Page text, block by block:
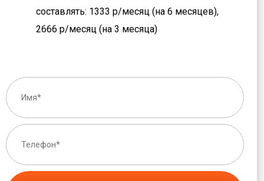
составлять: 1333 р/месяц (на 6 месяцев),
2666 р/месяц (на 3 месяца)